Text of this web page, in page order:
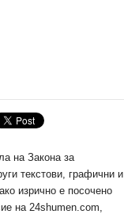
на Закона за
текстови, графични и
изрично е посочено
на 24shumen.com,